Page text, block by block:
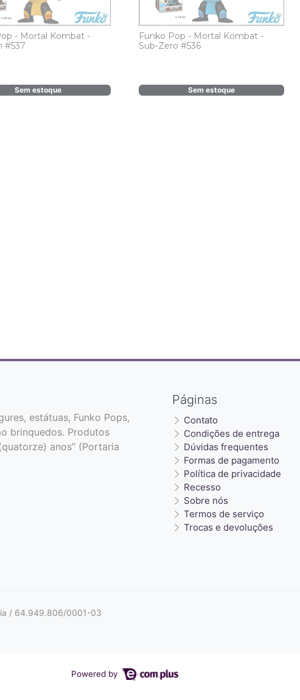
- Mortal Kombat -
#537
Sem estoque
Funko Pop - Mortal Kombat -
Sub-Zero #536
Sem estoque
Páginas
Contato
Condições de entrega
Dúvidas frequentes
Formas de pagamento
Política de privacidade
Recesso
Sobre nós
Termos de serviço
Trocas e devoluções
estátuas, Funko Pops,
brinquedos. Produtos
anos” (Portaria
/ 64.949.806/0001-03
Powered by